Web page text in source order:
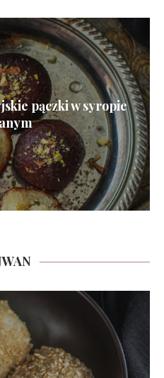
pączki w syropie